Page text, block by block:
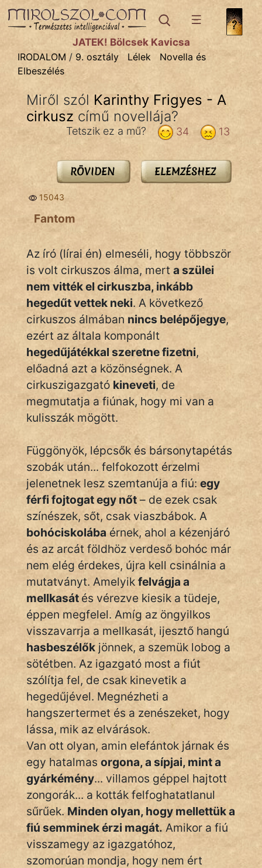
IRODALOMtémák:
Dráma
Elbeszélő
Eposz
Komédia
Kötelező
Legenda
Mese
Monda
Novella
És
Elbeszélés
Regény
Tanmese
Vers
SZÓLÁS
És
KÖZMONDÁS
PSZICHO
ZENE
ÉLETMÓD
MAGYARSÁG
TÖRTÉNELEM
Népszerű szerzőink:
fantom
Hunor
Jób Gedeon
Láron Ádám
JÁTÉK! Bölcsek Kavicsa
IRODALOM / 9. osztály Lélek
Novella és
Elbeszélés
Miről szól Karinthy Frigyes - A
cirkusz című novellája?
13
34
Tetszik ez a mű?
ELEMZÉSHEZ
RÖVIDEN
15043
Fantom
Az író (lírai én) elmeséli, hogy többször
is volt cirkuszos álma, mert a szülei
nem vitték el cirkuszba, inkább
hegedűt vettek neki. A következő
cirkuszos álmában nincs belépőjegye,
ezért az általa komponált
hegedűjátékkal szeretne fizetni,
előadná azt a közönségnek. A
cirkuszigazgató kineveti, de
megmutatja a fiúnak, hogy mi van a
kulisszák mögött.
Függönyök, lépcsők és bársonytapétás
szobák után... felfokozott érzelmi
jelenetnek lesz szemtanúja a fiú: egy
férfi fojtogat egy nőt – de ezek csak
színészek, sőt, csak viaszbábok. A
bohóciskolába érnek, ahol a kézenjáró
és az arcát földhöz verdeső bohóc már
nem elég érdekes, újra kell csinálnia a
mutatványt. Amelyik felvágja a
mellkasát és vérezve kiesik a tüdeje,
éppen megfelel. Amíg az öngyilkos
visszavarrja a mellkasát, ijesztő hangú
hasbeszélők jönnek, a szemük lobog a
sötétben. Az igazgató most a fiút
szólítja fel, de csak kinevetik a
hegedűjével. Megnézheti a
hangszertermet és a zenészeket, hogy
lássa, mik az elvárások.
Van ott olyan, amin elefántok járnak és
egy hatalmas orgona, a sípjai, mint a
gyárkémény... villamos géppel hajtott
zongorák... a kották felfoghatatlanul
sűrűek. Minden olyan, hogy mellettük a
fiú semminek érzi magát. Amikor a fiú
visszamegy az igazgatóhoz,
szomorúan mondja, hogy nem ért